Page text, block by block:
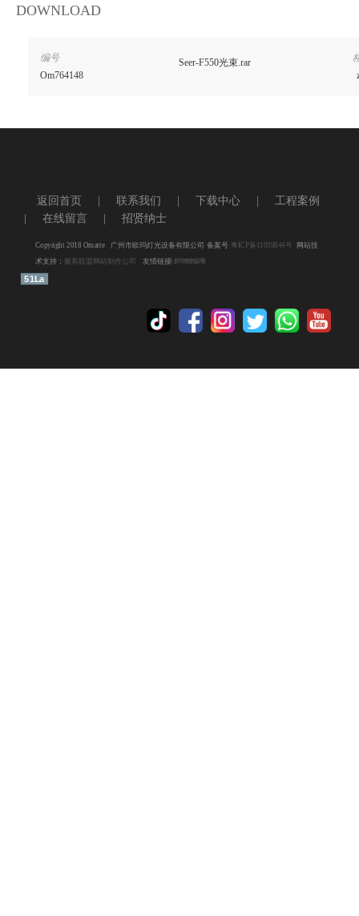
DOWNLOAD
编号
Om764148
Seer-F550光束.rar
养鸡设备
电脑摇头灯
舞台设备
LED摇头灯
防水灯
返回首页 联系我们 下载中心
工程案例
在线留言 招贤纳士
Copyright 2018 Omarte 广州市欧玛灯光设备有限公司 备案号 粤ICP备11039844号
网站技
术支持： 极客联盟网站制作公司 友情链接：成都物业公司
养鸡设备
51La